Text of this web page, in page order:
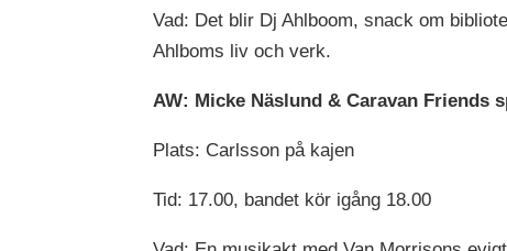
Vad: Det blir Dj Ahlboom, snack om
Ahlboms liv och verk.
AW: Micke Näslund & Caravan Friends
Plats: Carlsson på kajen
Tid: 17.00, bandet kör igång 18.00